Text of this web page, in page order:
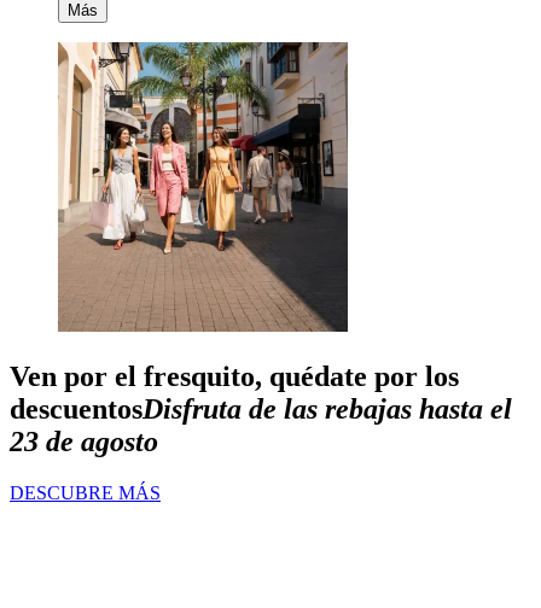
Más
Ven por el fresquito, quédate por los
descuentosDisfruta de las rebajas hasta el
23 de agosto
DESCUBRE MÁS